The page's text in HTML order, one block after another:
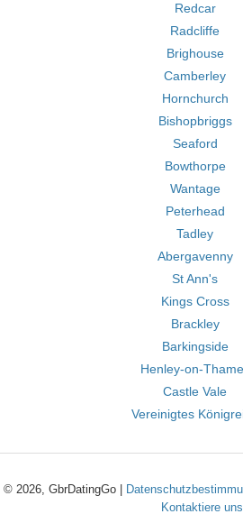
Redcar
Radcliffe
Brighouse
Camberley
Hornchurch
Bishopbriggs
Seaford
Bowthorpe
Wantage
Peterhead
Tadley
Abergavenny
St Ann's
Kings Cross
Brackley
Barkingside
Henley-on-
Castle Vale
Vereinigtes
© 2026, GbrDatingGo |
Kontaktiere uns